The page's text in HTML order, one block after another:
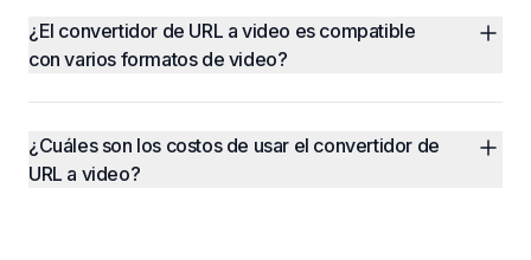
¿El convertidor de URL a video es compatible
con varios formatos de video?
¿Cuáles son los costos de usar el convertidor de
URL a video?